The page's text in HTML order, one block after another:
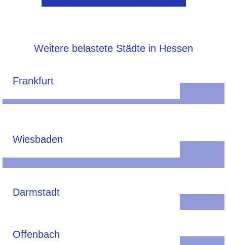
Weitere belastete Städte in Hessen
Frankfurt
Wiesbaden
Darmstadt
Offenbach